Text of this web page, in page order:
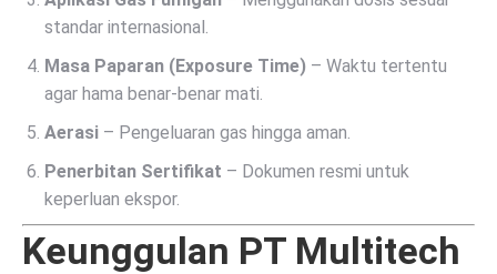
standar internasional.
Masa Paparan (Exposure Time) – Waktu tertentu
agar hama benar-benar mati.
Aerasi – Pengeluaran gas hingga aman.
Penerbitan Sertifikat – Dokumen resmi untuk
keperluan ekspor.
Keunggulan PT Multitech